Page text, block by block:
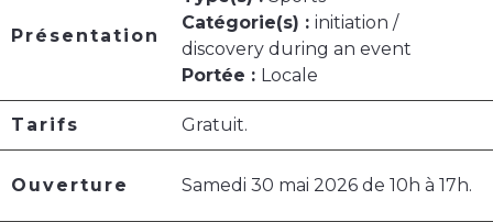
Présentation
Catégorie(s) : initiation /
discovery during an event
Portée : Locale
Tarifs Gratuit.
Ouverture Samedi 30 mai 2026 de 10h à 17h.